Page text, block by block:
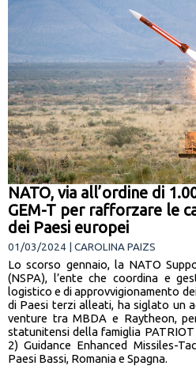
NATO, via all’ordine di
GEM-T per rafforzare le
dei Paesi europei
01/03/2024 | CAROLINA PAIZS
Lo scorso gennaio, la NATO
(NSPA), l’ente che coordina e
logistico e di approvvigionamento
di Paesi terzi alleati, ha siglato un
venture tra MBDA e Raytheon,
statunitensi della famiglia
2) Guidance Enhanced Missiles-
Paesi Bassi, Romania e Spagna.